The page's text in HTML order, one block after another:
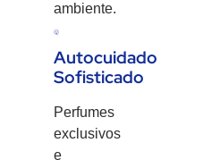
ambiente.
Autocuidado
Sofisticado
Perfumes
exclusivos
e